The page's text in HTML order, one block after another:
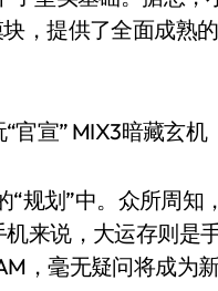
，提供了全面成熟
划”中。众所周知
来说，大运存则是
，毫无疑问将成为